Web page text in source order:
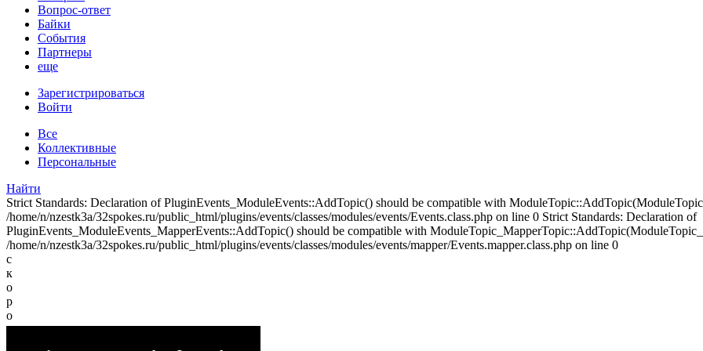
Вопрос-ответ
Байки
События
Партнеры
еще
Зарегистрироваться
Войти
Все
Коллективные
Персональные
Найти
Strict Standards: Declaration of PluginEvents_ModuleEvents::AddTopic() should be compatible with
/home/n/nzestk3a/32spokes.ru/public_html/plugins/events/classes/modules/events/Events.class.php on line 0 Strict Standards: Declaration of
PluginEvents_ModuleEvents_MapperEvents::AddTopic() should be compatible with
/home/n/nzestk3a/32spokes.ru/public_html/plugins/events/classes/modules/events/mapper/Events.mapper.class.php on line 0
с
к
о
р
о